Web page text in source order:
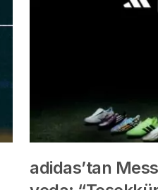
adidas’tan